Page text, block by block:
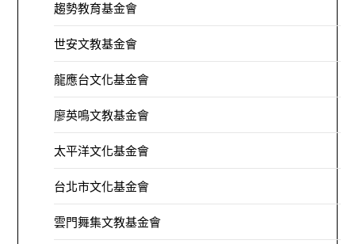
趨勢教育基金會
世安文教基金會
龍應台文化基金會
廖英鳴文教基金會
太平洋文化基金會
台北市文化基金會
雲門舞集文教基金會